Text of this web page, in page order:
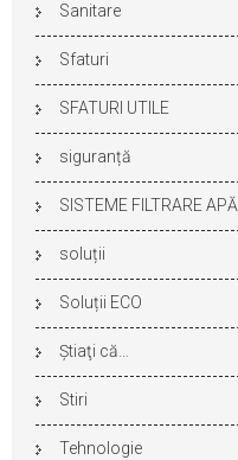
Sanitare
Sfaturi
SFATURI UTILE
siguranță
SISTEME FILTRARE APĂ
soluții
Soluții ECO
Ştiaţi că…
Stiri
Tehnologie